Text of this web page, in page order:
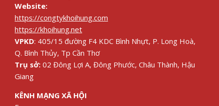
Website:
https://congtykhoihung.com
https://khoihung.net
VPKD: 405/15 đường F4 KDC Bình Nhựt, P. Long Hoà,
Q. Bình Thủy, Tp Cần Thơ
Trụ sở: 02 Đông Lợi A, Đông Phước, Châu Thành, Hậu
Giang
KÊNH MẠNG XÃ HỘI